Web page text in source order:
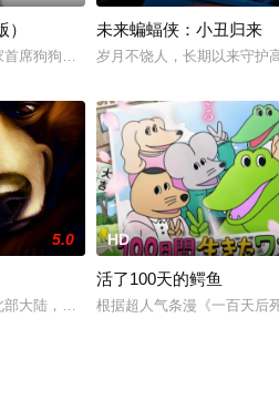
活、备受宠爱的小柯基犬。一次意外让
席狗狗，是一只在白金汉宫过着奢靡生
未来蝙蝠侠：小丑归来
岁月不饶人，长期以来守护
刻板，并因此惹祸上身下落不明，留下
,Asier,Hernández,Vito,Rogado
5.0
大陆，父母双亡的印第安人三兄弟相依
HD
活了100天的鳄鱼
根据超人气条漫《一百天后